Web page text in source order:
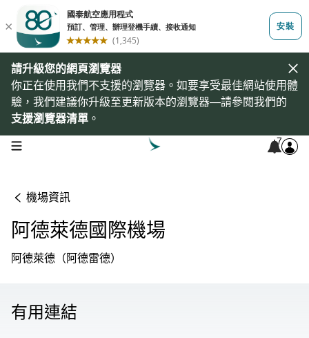
請升級您的網頁瀏覽器
你正在使用我們不支援的瀏覽器。如要享受最佳網站使用體
驗，我們建議你升級至更新版本的瀏覽器—請參閱我們的
支援瀏覽器清單 。
open navigation menu 7
機場資訊
阿德萊德國際機場
阿德萊德（阿德雷德）
有用連結